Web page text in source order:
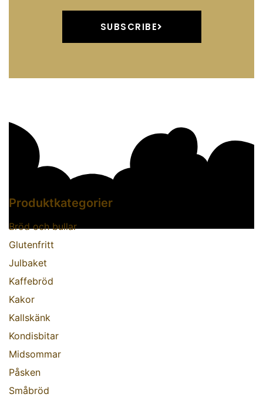
SUBSCRIBE
Produktkategorier
Bröd och bullar
Glutenfritt
Julbaket
Kaffebröd
Kakor
Kallskänk
Kondisbitar
Midsommar
Påsken
Småbröd